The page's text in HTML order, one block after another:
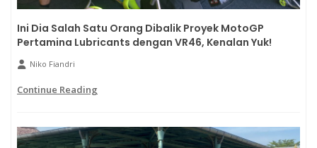
Ini Dia Salah Satu Orang Dibalik Proyek MotoGP
Pertamina Lubricants dengan VR46, Kenalan Yuk!
Niko Fiandri
Continue Reading